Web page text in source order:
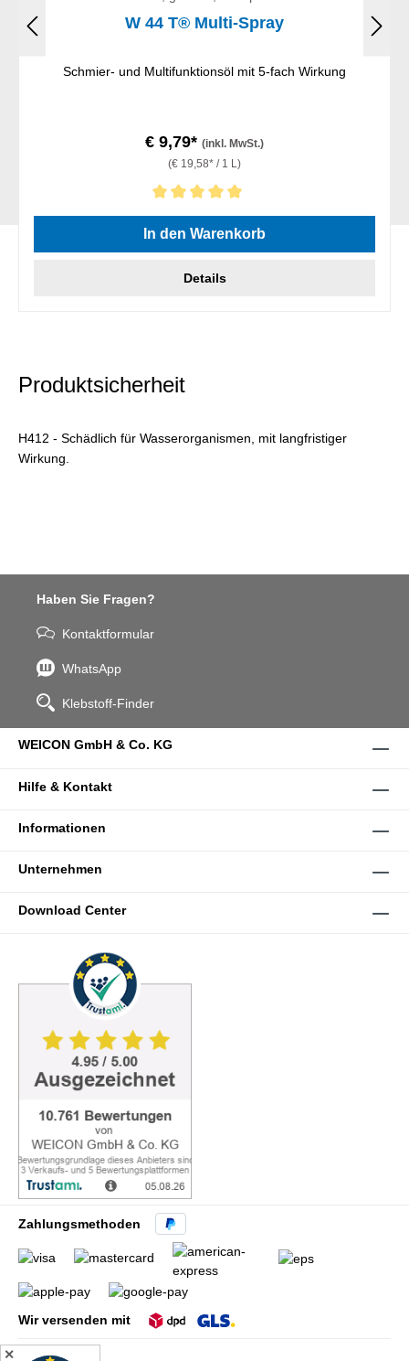
W 44 T® Multi-Spray
Schmier- und Multifunktionsöl mit 5-fach Wirkung
€ 9,79* (inkl. MwSt.)
(€ 19,58* / 1 L)
Durchschnittliche Bewertung von 5 von 5 Sternen
In den Warenkorb
Details
Produktsicherheit
H412 - Schädlich für Wasserorganismen, mit langfristiger
Wirkung.
Haben Sie Fragen?
Kontaktformular
WhatsApp
Klebstoff-Finder
WEICON GmbH & Co. KG
Hilfe & Kontakt
Informationen
Unternehmen
Download Center
Zahlungsmethoden
Wir versenden mit
✕